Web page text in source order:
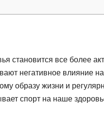
становится все более
негативное влияние
образу жизни и
спорт на наше